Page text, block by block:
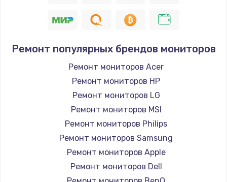
Заказать
Установка драйверов
725 руб.
Заказать
Замена вебкамеры
1260 руб.
Заказать
Ремонт петель крышки
Ремонт популярных брендов мониторов
Ремонт мониторов Acer
Ремонт мониторов HP
Ремонт мониторов LG
Ремонт мониторов MSI
Ремонт мониторов Philips
Ремонт мониторов Samsung
Ремонт мониторов Apple
Ремонт мониторов Dell